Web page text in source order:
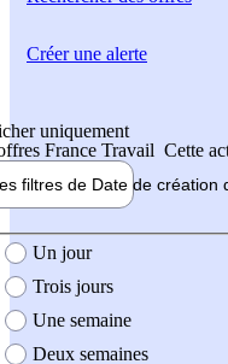
uniquement
France Travail Cette
filtres de Date de création
création de l'offre
Un jour
Trois jours
Une semaine
Deux semaines
Créer une alerte